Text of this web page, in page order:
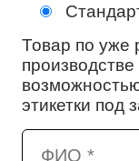
Товар по уже
этикетки под